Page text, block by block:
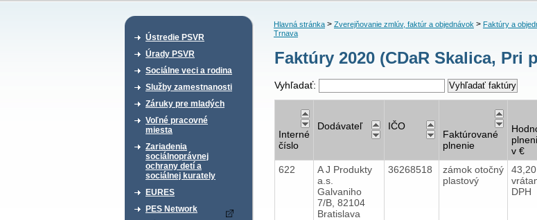
Ústredie PSVR
Úrady PSVR
Sociálne veci a rodina
Služby zamestnanosti
Záruky pre mladých
Voľné pracovné
miesta
Zariadenia
sociálnoprávnej
ochrany detí a
sociálnej kurately
EURES
PES Network
Hlavná stránka> Zverejňovanie zmlúv, faktúr a objednávok> Faktúry a
Trnava
Faktúry 2020 (CDaR Skalica, Pri
Vyhľadať:
Interné
číslo
Dodávateľ IČO
Faktúrované
plnenie
v €
622
A J Produkty
a.s.
Galvaniho
7/B, 82104
Bratislava
36268518
zámok otočný
plastový
43,20
DPH